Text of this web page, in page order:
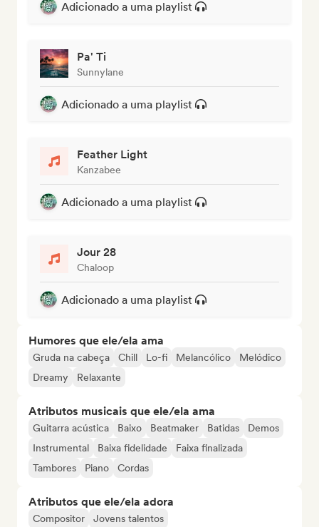
Adicionado a uma playlist
Pa' Ti
Sunnylane
Adicionado a uma playlist
Feather Light
Kanzabee
Adicionado a uma playlist
Jour 28
Chaloop
Adicionado a uma playlist
Humores que ele/ela ama
Gruda na cabeça Chill Lo-fi Melancólico
Melódico
Dreamy
Relaxante
Atributos musicais que ele/ela ama
Guitarra acústica Baixo Beatmaker Batidas
Demos
Instrumental
Baixa fidelidade
Faixa finalizada
Tambores
Piano Cordas
Atributos que ele/ela adora
Compositor Jovens talentos